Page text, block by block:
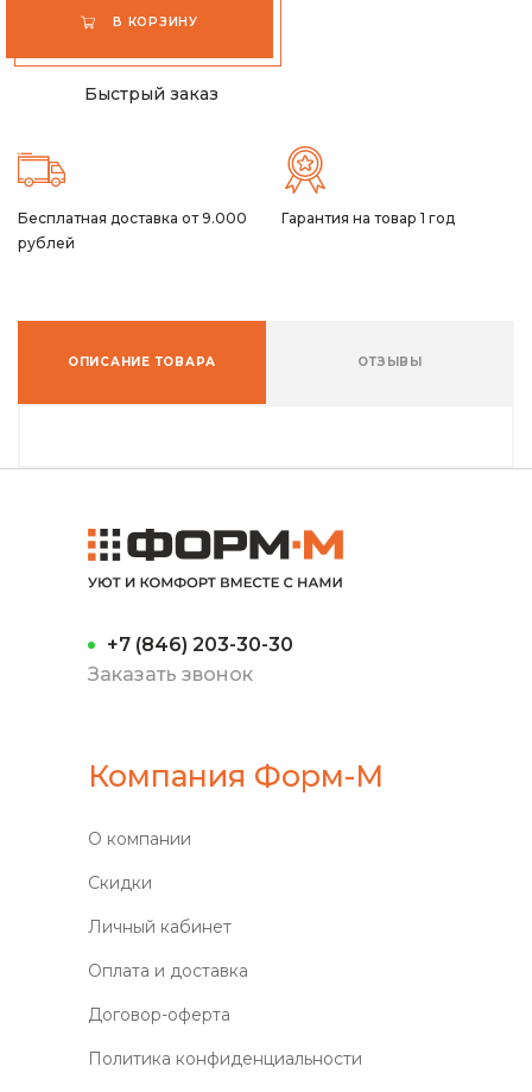
В КОРЗИНУ
Быстрый заказ
Бесплатная доставка от 9.000
рублей
Гарантия на товар 1 год
ОПИСАНИЕ ТОВАРА ОТЗЫВЫ
+7 (846) 203-30-30
Заказать звонок
Компания Форм-М
О компании
Скидки
Личный кабинет
Оплата и доставка
Договор-оферта
Политика конфиденциальности